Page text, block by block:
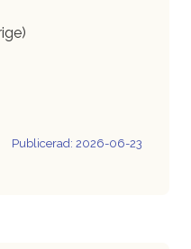
Publicerad: 2026-06-23